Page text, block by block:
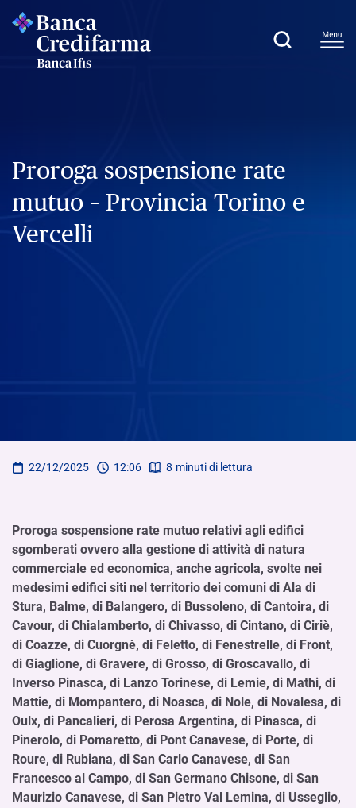
Proroga sospensione rate
mutuo – Provincia Torino e
Vercelli
22/12/2025 12:06 8 minuti di lettura
Proroga sospensione rate mutuo relativi agli edifici
sgomberati ovvero alla gestione di attività di natura
commerciale ed economica, anche agricola, svolte nei
medesimi edifici siti nel territorio dei comuni di Ala di
Stura, Balme, di Balangero, di Bussoleno, di Cantoira, di
Cavour, di Chialamberto, di Chivasso, di Cintano, di Ciriè,
di Coazze, di Cuorgnè, di Feletto, di Fenestrelle, di Front,
di Giaglione, di Gravere, di Grosso, di Groscavallo, di
Inverso Pinasca, di Lanzo Torinese, di Lemie, di Mathi, di
Mattie, di Mompantero, di Noasca, di Nole, di Novalesa, di
Oulx, di Pancalieri, di Perosa Argentina, di Pinasca, di
Pinerolo, di Pomaretto, di Pont Canavese, di Porte, di
Roure, di Rubiana, di San Carlo Canavese, di San
Francesco al Campo, di San Germano Chisone, di San
Maurizio Canavese, di San Pietro Val Lemina, di Usseglio,